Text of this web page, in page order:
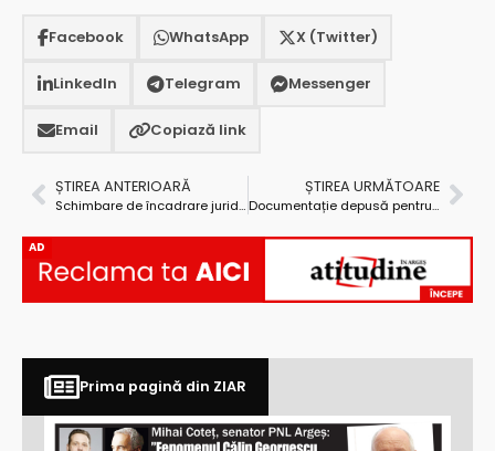
Facebook WhatsApp X (Twitter)
LinkedIn Telegram Messenger
Email Copiază link
ȘTIREA ANTERIOARĂ
Schimbare de încadrare juridică pentru inculpații din dosarul „Cheresteaua”
ȘTIREA URMĂTOARE
Documentație depusă pentru un computer tomograf la Spitalul Leordeni
AD
Prima pagină din ZIAR